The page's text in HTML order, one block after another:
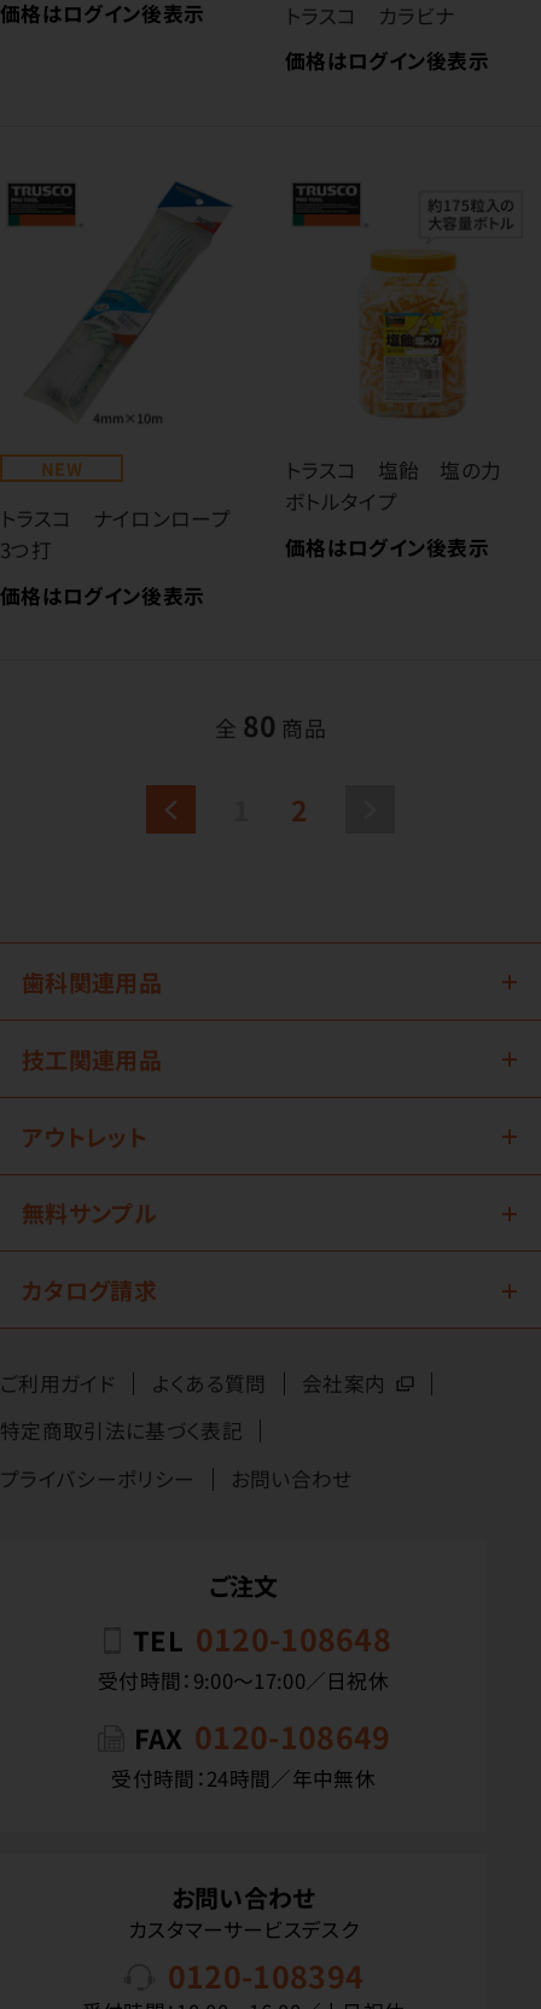
価格はログイン後表示
トラスコ カラビナ
価格はログイン後表示
NEW
トラスコ ナイロンロープ
3つ打
価格はログイン後表示
トラスコ 塩飴 塩の力
ボトルタイプ
価格はログイン後表示
全 80 商品
2
歯科関連用品
技工関連用品
アウトレット
無料サンプル
カタログ請求
ご利用ガイド よくある質問
会社案内
特定商取引法に基づく表記
プライバシーポリシー
お問い合わせ
ご注文
TEL 0120-108648
受付時間：9:00〜17:00／日祝休
FAX 0120-108649
受付時間：24時間／年中無休
お問い合わせ
カスタマーサービスデスク
0120-108394